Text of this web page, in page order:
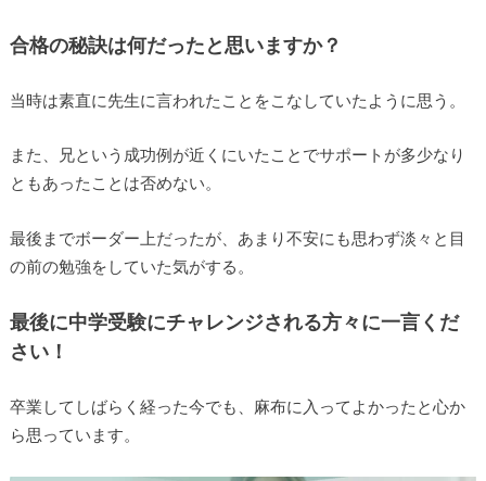
合格の秘訣は何だったと思いますか？
当時は素直に先生に言われたことをこなしていたように思う。
また、兄という成功例が近くにいたことでサポートが多少なり
ともあったことは否めない。
最後までボーダー上だったが、あまり不安にも思わず淡々と目
の前の勉強をしていた気がする。
最後に中学受験にチャレンジされる方々に一言くだ
さい！
卒業してしばらく経った今でも、麻布に入ってよかったと心か
ら思っています。